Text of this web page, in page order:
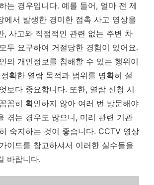
는 경우입니다. 예를 들어, 얼마 전 제
에서 발생한 경미한 접촉 사고 영상을
, 사고와 직접적인 관련 없는 주변 차
두 요구하여 거절당한 경험이 있어요.
의 개인정보를 침해할 수 있는 행위이
정확한 열람 목적과 범위를 명확히 설
보다 중요합니다. 또한, 열람 신청 시
꼼히 확인하지 않아 여러 번 방문해야
겪는 경우도 많으니, 미리 관련 기관
숙지하는 것이 좋습니다. CCTV 영상
이드를 참고하셔서 이러한 실수들을
바랍니다.